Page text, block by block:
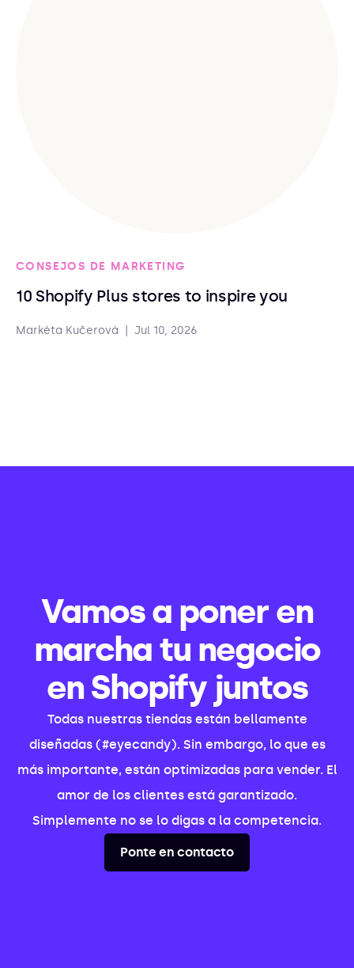
CONSEJOS DE MARKETING
10 Shopify Plus stores to inspire you
Markéta Kučerová Jul 10, 2026
Vamos a poner en
marcha tu negocio
en Shopify juntos
Todas nuestras tiendas están bellamente
diseñadas (#eyecandy). Sin embargo, lo que es
más importante, están optimizadas para vender. El
amor de los clientes está garantizado.
Simplemente no se lo digas a la competencia.
Ponte en contacto